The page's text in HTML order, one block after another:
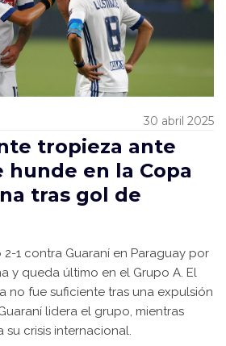
30 abril 2025
tropieza ante
hunde en la Copa
tras gol de
1 contra Guaraní en Paraguay por
y queda último en el Grupo A. El
no fue suficiente tras una expulsión
lidera el grupo, mientras
crisis internacional.